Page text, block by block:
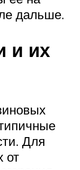
дальше.
и их
Для
от